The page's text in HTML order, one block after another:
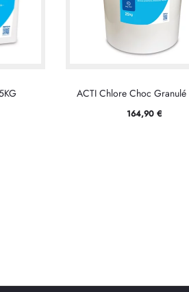
ACTI Chlore Choc Granulé
164,90€